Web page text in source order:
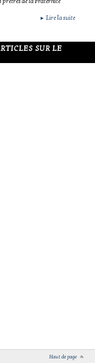
► Lire la suite
SUR LE
Haut de page